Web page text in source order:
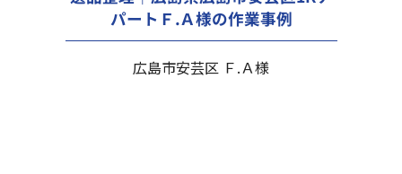
パートＦ.Ａ様の作業事例
広島市安芸区 Ｆ.Ａ様